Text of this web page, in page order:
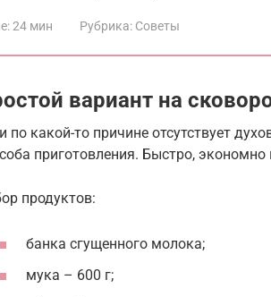
24 мин Рубрика: Советы
вариант на
по какой-то причине отсутствует
приготовления. Быстро,
продуктов:
банка сгущенного молока;
мука – 600 г;